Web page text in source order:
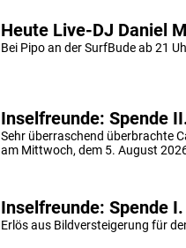
Heute Live-DJ Daniel
Bei Pipo an der SurfBude ab 21
Inselfreunde: Spende
Sehr überraschend überbrachte
am Mittwoch, dem 5. August
Inselfreunde: Spende I.
Erlös aus Bildversteigerung für